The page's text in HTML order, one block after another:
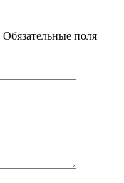
Обязательные поля